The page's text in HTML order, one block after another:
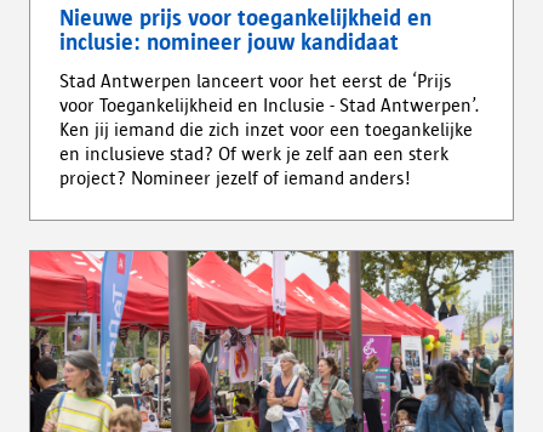
Nieuwe prijs voor toegankelijkheid en
inclusie: nomineer jouw kandidaat
Stad Antwerpen lanceert voor het eerst de ‘Prijs
voor Toegankelijkheid en Inclusie - Stad Antwerpen’.
Ken jij iemand die zich inzet voor een toegankelijke
en inclusieve stad? Of werk je zelf aan een sterk
project? Nomineer jezelf of iemand anders!